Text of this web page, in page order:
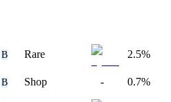
B Rare 2.5%
B Shop - 0.7%